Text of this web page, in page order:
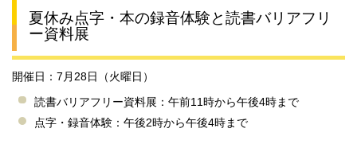
夏休み点字・本の録音体験と読書バリアフリ
ー資料展
開催日：7月28日（火曜日）
読書バリアフリー資料展：午前11時から午後4時まで
点字・録音体験：午後2時から午後4時まで